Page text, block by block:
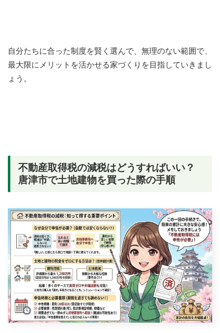
自分たちに合った制度を賢く選んで、無理のない範囲で、
最大限にメリットを活かせる家づくりを目指していきまし
ょう。
不動産取得税の減税はどうすればいい？
唐津市で土地建物を買った際の手順